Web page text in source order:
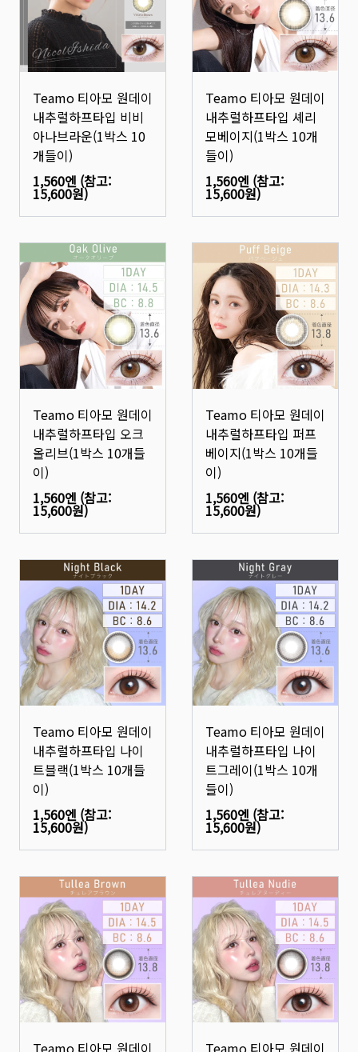
Teamo 티아모 원데이
내추럴하프타입 비비
아나브라운(1박스 10
개들이)
1,560엔 (참고:
15,600원)
Teamo 티아모 원데이
내추럴하프타입 셰리
모베이지(1박스 10개
들이)
1,560엔 (참고:
15,600원)
Teamo 티아모 원데이
내추럴하프타입 오크
올리브(1박스 10개들
이)
1,560엔 (참고:
15,600원)
Teamo 티아모 원데이
내추럴하프타입 퍼프
베이지(1박스 10개들
이)
1,560엔 (참고:
15,600원)
Teamo 티아모 원데이
내추럴하프타입 나이
트블랙(1박스 10개들
이)
1,560엔 (참고:
15,600원)
Teamo 티아모 원데이
내추럴하프타입 나이
트그레이(1박스 10개
들이)
1,560엔 (참고:
15,600원)
Teamo 티아모 원데이 Teamo 티아모 원데이